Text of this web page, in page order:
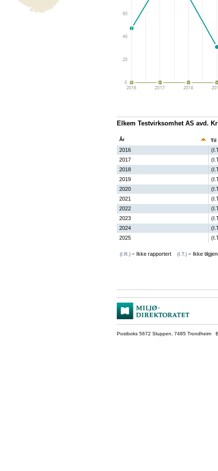
Elkem Testvirksomhet AS avd.
År
2016
2017
2018
2019
2020
2021
2022
2023
2024
2025
(I.R.) = Ikke rapportert (I.T.) = Ikke
Postboks 5672 Sluppen, 7485 Trondheim